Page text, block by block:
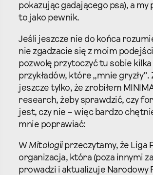
pokazując gadającego psa), a my
to jako pewnik.
Jeśli jeszcze nie do końca
nie zgadzacie się z moim
pozwolę przytoczyć tu sobie kilka
przykładów, które „mnie gryzły”.
jeszcze tylko, że zrobiłem
research, żeby sprawdzić, czy
jest, czy nie – więc bardzo
mnie poprawiać:
W Mitologiiprzeczytamy, że Liga
organizacja, która (poza innymi
prowadzi i aktualizuje Narodowy